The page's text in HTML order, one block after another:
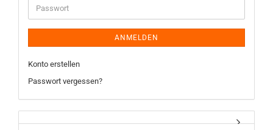
ANMELDEN
Konto erstellen
Passwort vergessen?